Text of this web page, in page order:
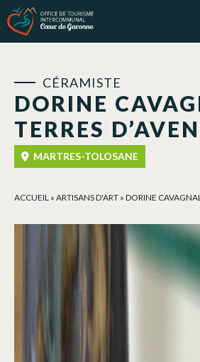
DORINE
TERRES
CÉRAMISTE
MARTRES-TOLOSANE
ACCUEIL » ARTISANS D'ART » DORINE
Panneau de gestion des cookies